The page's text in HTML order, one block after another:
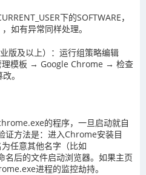
下的SOFTWARE，
如有异常同样处理。
版及以上）：运行组策略编辑
理模板 → Google Chrome → 检查
。
的程序，一旦启动就自
证方法是：进入Chrome安装目
任意其他名字（比如
后的文件启动浏览器。如果主页
进程的监控劫持。